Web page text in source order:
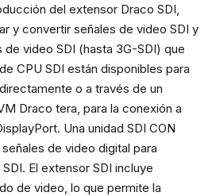
del extensor Draco SDI,
y convertir señales de video SDI y
video SDI (hasta 3G-SDI) que
CPU SDI están disponibles para
o a través de un
Draco tera, para la conexión a
Una unidad SDI CON
de video digital para
El extensor SDI incluye
de video, lo que permite la